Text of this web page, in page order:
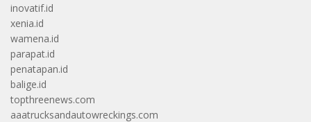
inovatif.id
xenia.id
wamena.id
parapat.id
penatapan.id
balige.id
topthreenews.com
aaatrucksandautowreckings.com